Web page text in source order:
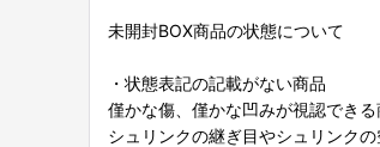
未開封BOX商品の状態について
・状態表記の記載がない商品
僅かな傷、僅かな凹みが視認できる
シュリンクの継ぎ目やシュリンク